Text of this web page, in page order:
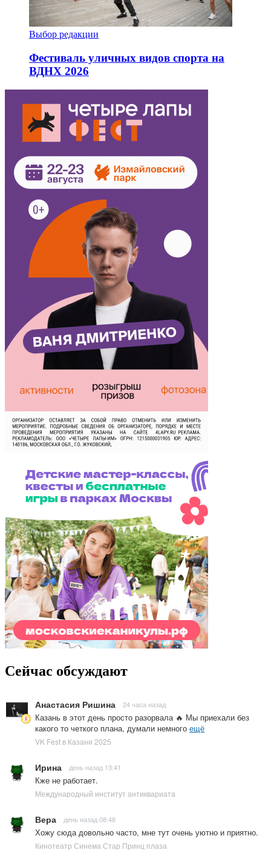
Выбор редакции
Фестиваль уличных видов спорта на
ВДНХ 2026
Сейчас обсуждают
Анастасия Ришина 24 часа назад
Казань в этот день просто разорвала 🔥 Мы приехали без
какого то четкого плана, думали немного ещё
VK Fest в Казани 2025
Ирина день назад 13:41
Кже не работает.
Международный институт антиквариата
Вера день назад 08:48
Хожу сюда довольно часто, мне тут очень уютно и приятно.
Кинотеатр Синема Стар Принц плаза